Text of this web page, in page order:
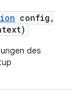
config ,
des